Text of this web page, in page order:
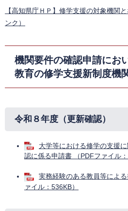
【高知県庁ＨＰ】修学支援の対象機関
ンク）
機関要件の確認申請にお
教育の修学支援新制度機
令和８年度（更新確認）
大学等における修学の支援
認に係る申請書 （PDFファイル：
実務経験のある教員等によ
ァイル：536KB）